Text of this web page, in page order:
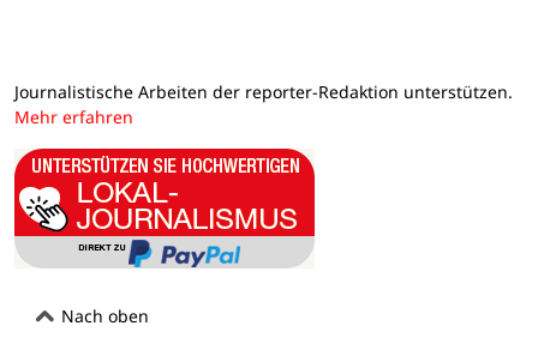
Journalistische Arbeiten der reporter-Redaktion unterstützen.
Mehr erfahren
Nach oben